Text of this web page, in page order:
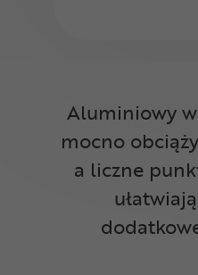
Aluminiowy
mocno
a liczne